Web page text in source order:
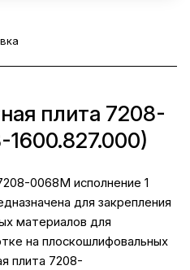
плита 7208-
0068M исполнение 1
для закрепления
материалов для
на плоскошлифовальных
плита 7208-